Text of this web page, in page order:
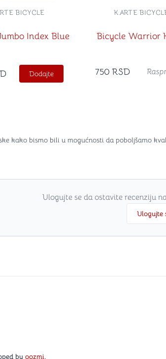
Index Blue
BICYCLE
Dodajte
Bicycle Warrior
KARTE
750 RSD
kako bismo bili u mogućnosti da poboljšamo
Ulogujte se da ostavite recenziju
Ulogujte
by oozmi.